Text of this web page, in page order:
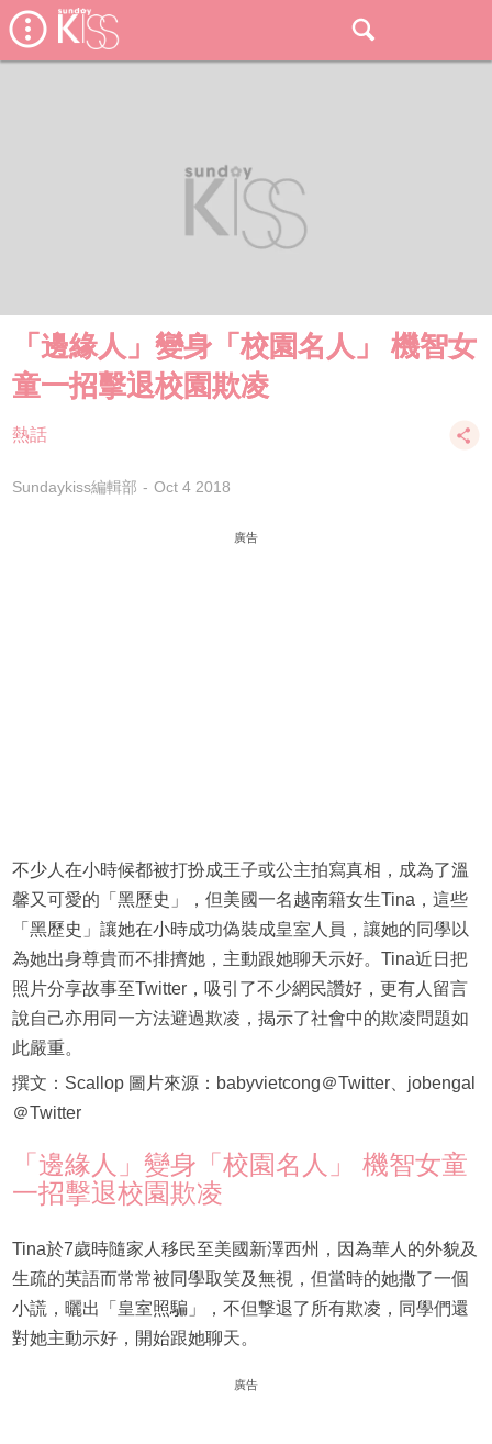
「邊緣人」變身「校園名人」 機智女
童一招擊退校園欺凌
熱話
Sundaykiss編輯部 Oct 4 2018
廣告
不少人在小時候都被打扮成王子或公主拍寫真相，成為了溫
馨又可愛的「黑歷史」，但美國一名越南籍女生Tina，這些
「黑歷史」讓她在小時成功偽裝成皇室人員，讓她的同學以
為她出身尊貴而不排擠她，主動跟她聊天示好。Tina近日把
照片分享故事至Twitter，吸引了不少網民讚好，更有人留言
說自己亦用同一方法避過欺凌，揭示了社會中的欺凌問題如
此嚴重。
撰文：Scallop 圖片來源：babyvietcong＠Twitter、jobengal
＠Twitter
「邊緣人」變身「校園名人」 機智女童
一招擊退校園欺凌
Tina於7歲時隨家人移民至美國新澤西州，因為華人的外貌及
生疏的英語而常常被同學取笑及無視，但當時的她撒了一個
小謊，曬出「皇室照騙」，不但撃退了所有欺凌，同學們還
對她主動示好，開始跟她聊天。
廣告